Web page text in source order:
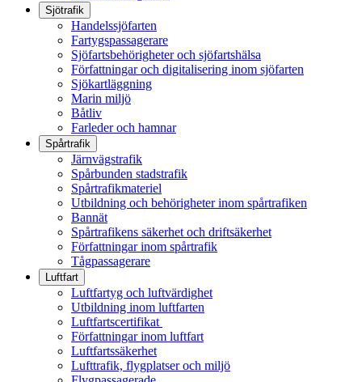
Sjötrafik
Handelssjöfarten
Fartygspassagerare
Sjöfartsbehörigheter och sjöfartshälsa
Författningar och digitalisering inom sjöfarten
Sjökartläggning
Marin miljö
Båtliv
Farleder och hamnar
Spårtrafik
Järnvägstrafik
Spårbunden stadstrafik
Spårtrafikmateriel
Utbildning och behörigheter inom spårtrafiken
Bannät
Spårtrafikens säkerhet och driftsäkerhet
Författningar inom spårtrafik
Tågpassagerare
Luftfart
Luftfartyg och luftvärdighet
Utbildning inom luftfarten
Luftfartscertifikat
Författningar inom luftfart
Luftfartssäkerhet
Lufttrafik, flygplatser och miljö